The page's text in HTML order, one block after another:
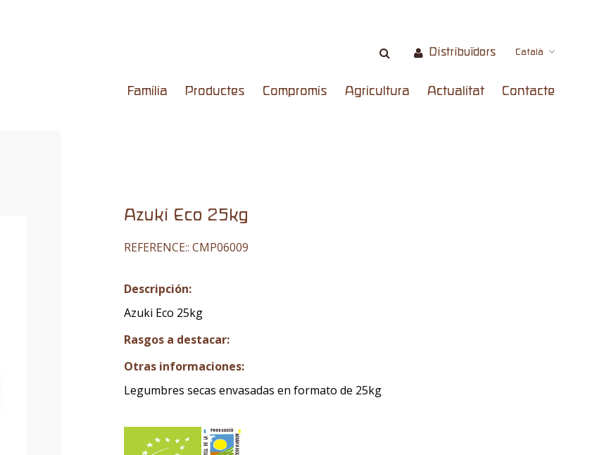
Distribuïdors Català
Família Productes Compromís Agricultura Actualitat Contacte
Azuki Eco 25kg
REFERENCE:: CMP06009
Descripción:
Azuki Eco 25kg
Rasgos a destacar:
Otras informaciones:
Legumbres secas envasadas en formato de 25kg